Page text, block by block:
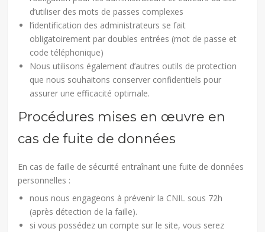
d’utiliser des mots de passes complexes
l’identification des administrateurs se fait
obligatoirement par doubles entrées (mot de passe et
code téléphonique)
Nous utilisons également d’autres outils de protection
que nous souhaitons conserver confidentiels pour
assurer une efficacité optimale.
Procédures mises en œuvre en
cas de fuite de données
En cas de faille de sécurité entraînant une fuite de données
personnelles :
nous nous engageons à prévenir la CNIL sous 72h
(après détection de la faille).
si vous possédez un compte sur le site, vous serez